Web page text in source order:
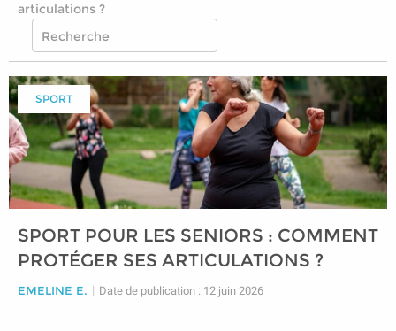
articulations ?
SPORT
SPORT POUR LES SENIORS : COMMENT
PROTÉGER SES ARTICULATIONS ?
EMELINE E. | Date de publication : 12 juin 2026